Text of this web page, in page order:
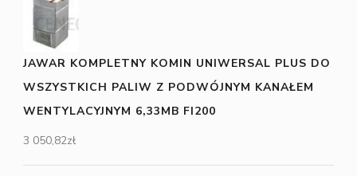
JAWAR KOMPLETNY KOMIN UNIWERSAL PLUS DO
WSZYSTKICH PALIW Z PODWÓJNYM KANAŁEM
WENTYLACYJNYM 6,33MB FI200
3 050,82zł